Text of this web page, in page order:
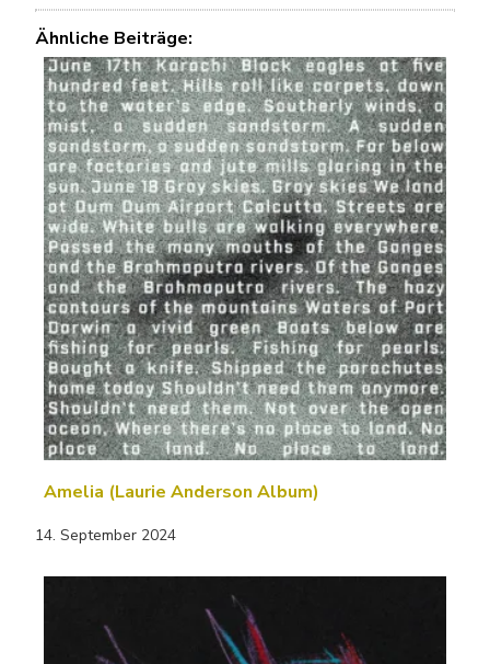
Ähnliche Beiträge:
Amelia (Laurie Anderson Album)
14. September 2024